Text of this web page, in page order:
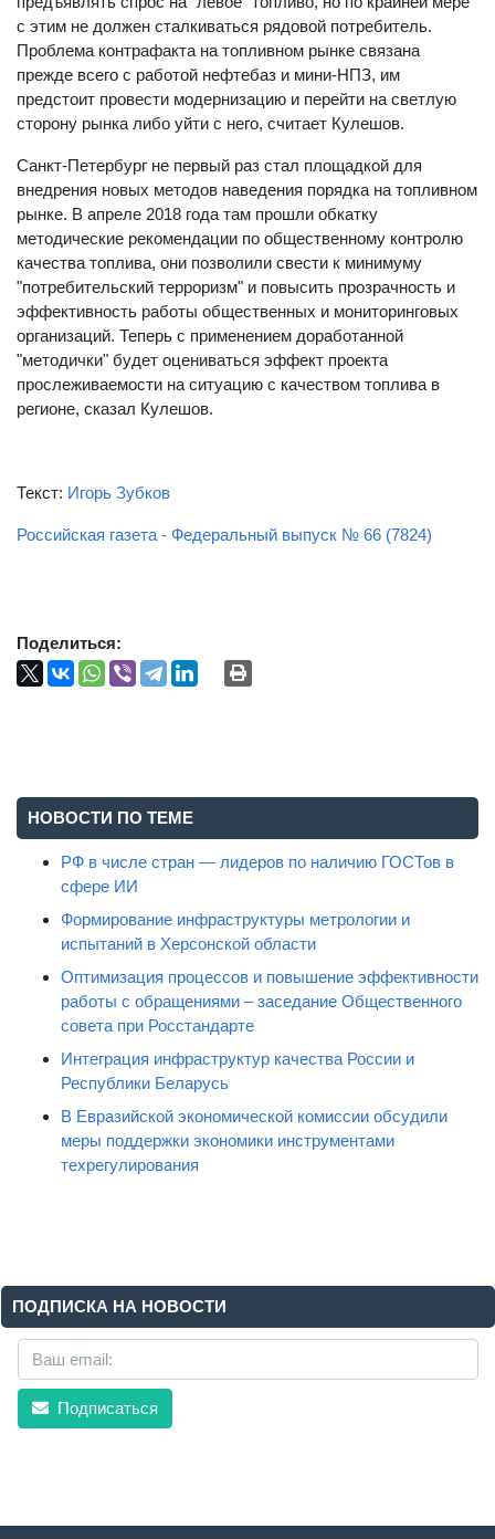
с этим не должен сталкиваться рядовой потребитель.
Проблема контрафакта на топливном рынке связана
прежде всего с работой нефтебаз и мини-НПЗ, им
предстоит провести модернизацию и перейти на светлую
сторону рынка либо уйти с него, считает Кулешов.
Санкт-Петербург не первый раз стал площадкой для
внедрения новых методов наведения порядка на топливном
рынке. В апреле 2018 года там прошли обкатку
методические рекомендации по общественному контролю
качества топлива, они позволили свести к минимуму
"потребительский терроризм" и повысить прозрачность и
эффективность работы общественных и мониторинговых
организаций. Теперь с применением доработанной
"методички" будет оцениваться эффект проекта
прослеживаемости на ситуацию с качеством топлива в
регионе, сказал Кулешов.
Текст: Игорь Зубков
Российская газета - Федеральный выпуск № 66 (7824)
Поделиться:
НОВОСТИ ПО ТЕМЕ
РФ в числе стран — лидеров по наличию ГОСТов в
сфере ИИ
Формирование инфраструктуры метрологии и
испытаний в Херсонской области
Оптимизация процессов и повышение эффективности
работы с обращениями – заседание Общественного
совета при Росстандарте
Интеграция инфраструктур качества России и
Республики Беларусь
В Евразийской экономической комиссии обсудили
меры поддержки экономики инструментами
техрегулирования
ПОДПИСКА НА НОВОСТИ
Подписаться